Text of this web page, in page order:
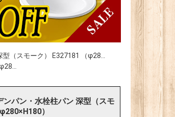
（スモーク） E327181 （φ28...
ンパン・水栓柱パン 深型（スモ
）